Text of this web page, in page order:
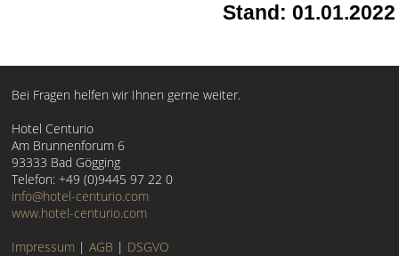
Stand: 01.01.2022
Bei Fragen helfen wir Ihnen gerne weiter.
Hotel Centurio
Am Brunnenforum 6
93333 Bad Gögging
Telefon: +49 (0)9445 97 22 0
info@hotel-centurio.com
www.hotel-centurio.com
Impressum | AGB | DSGVO